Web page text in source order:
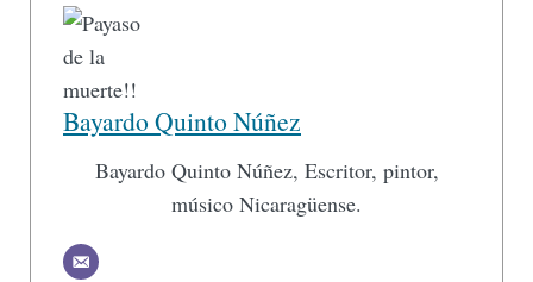
Bayardo Quinto Núñez
Bayardo Quinto Núñez, Escritor, pintor,
músico Nicaragüense.